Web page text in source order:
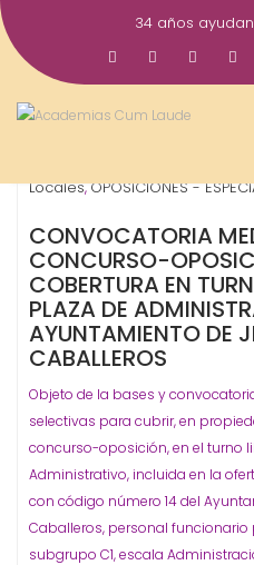
Saltar
al
contenido
34 años
Feb
2026
Gestor
Locales,OPOSICIONES -
CONVOCATORIA
CONCURSO-
COBERTURA EN
PLAZA DE
AYUNTAMIENTO DE
CABALLEROS
Objeto de la bases y
selectivas para cubrir, en
concurso-oposición, en el turno
Administrativo, incluida en la
con código número 14 del
Caballeros, personal funcionario
subgrupo C1, escala